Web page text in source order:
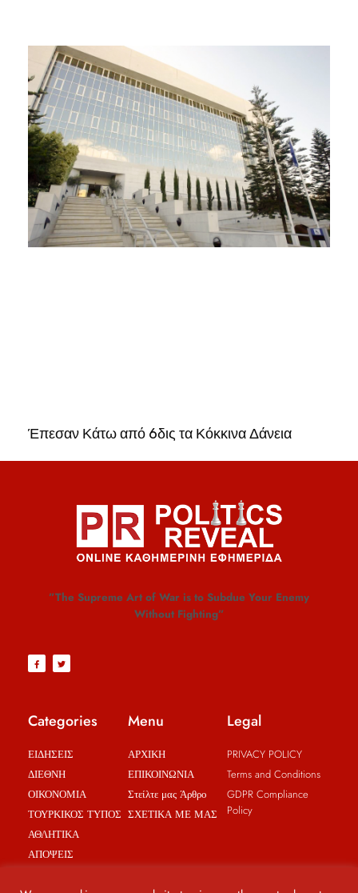
Έπεσαν Κάτω από 6δις τα Κόκκινα Δάνεια
”The Supreme Art of War is to Subdue Your Enemy
Without Fighting”
Categories
ΕΙΔΗΣΕΙΣ
ΔΙΕΘΝΗ
ΟΙΚΟΝΟΜΙΑ
ΤΟΥΡΚΙΚΟΣ ΤΥΠΟΣ
ΑΘΛΗΤΙΚΑ
ΑΠΟΨΕΙΣ
Menu
ΑΡΧΙΚΗ
ΕΠΙΚΟΙΝΩΝΙΑ
Στείλτε μας Άρθρο
ΣΧΕΤΙΚΑ ΜΕ ΜΑΣ
Legal
PRIVACY POLICY
Terms and Conditions
GDPR Compliance
Policy